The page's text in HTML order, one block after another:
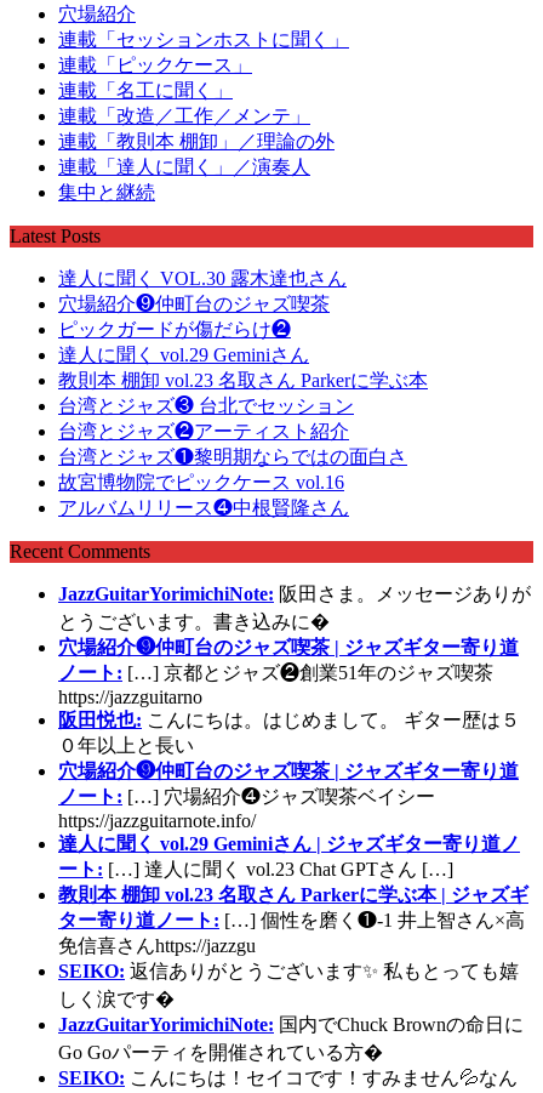
穴場紹介
連載「セッションホストに聞く」
連載「ピックケース」
連載「名工に聞く」
連載「改造／工作／メンテ」
連載「教則本 棚卸」／理論の外
連載「達人に聞く」／演奏人
集中と継続
Latest Posts
達人に聞く VOL.30 露木達也さん
穴場紹介❾仲町台のジャズ喫茶
ピックガードが傷だらけ❷
達人に聞く vol.29 Geminiさん
教則本 棚卸 vol.23 名取さん Parkerに学ぶ本
台湾とジャズ❸ 台北でセッション
台湾とジャズ❷アーティスト紹介
台湾とジャズ❶黎明期ならではの面白さ
故宮博物院でピックケース vol.16
アルバムリリース❹中根賢隆さん
Recent Comments
JazzGuitarYorimichiNote: 阪田さま。メッセージありが
とうございます。書き込みに�
穴場紹介❾仲町台のジャズ喫茶 | ジャズギター寄り道
ノート: […] 京都とジャズ❷創業51年のジャズ喫茶
https://jazzguitarno
阪田悦也: こんにちは。はじめまして。 ギター歴は５
０年以上と長い
穴場紹介❾仲町台のジャズ喫茶 | ジャズギター寄り道
ノート: […] 穴場紹介❹ジャズ喫茶ベイシー
https://jazzguitarnote.info/
達人に聞く vol.29 Geminiさん | ジャズギター寄り道ノ
ート: […] 達人に聞く vol.23 Chat GPTさん […]
教則本 棚卸 vol.23 名取さん Parkerに学ぶ本 | ジャズギ
ター寄り道ノート: […] 個性を磨く❶-1 井上智さん×高
免信喜さんhttps://jazzgu
SEIKO: 返信ありがとうございます✨ 私もとっても嬉
しく涙です�
JazzGuitarYorimichiNote: 国内でChuck Brownの命日に
Go Goパーティを開催されている方�
SEIKO: こんにちは！セイコです！すみません💦なん